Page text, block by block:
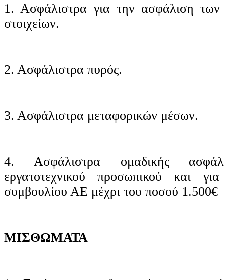
1. Ασφάλιστρα για την ασφάλιση των
στοιχείων.
2. Ασφάλιστρα πυρός.
3. Ασφάλιστρα μεταφορικών μέσων.
4. Ασφάλιστρα ομαδικής
εργατοτεχνικού προσωπικού και
συμβουλίου ΑΕ μέχρι του ποσού 1.500€
ΜΙΣΘΩΜΑΤΑ